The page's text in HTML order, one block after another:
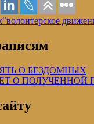
волонтерское
О БЕЗДОМНЫХ
О